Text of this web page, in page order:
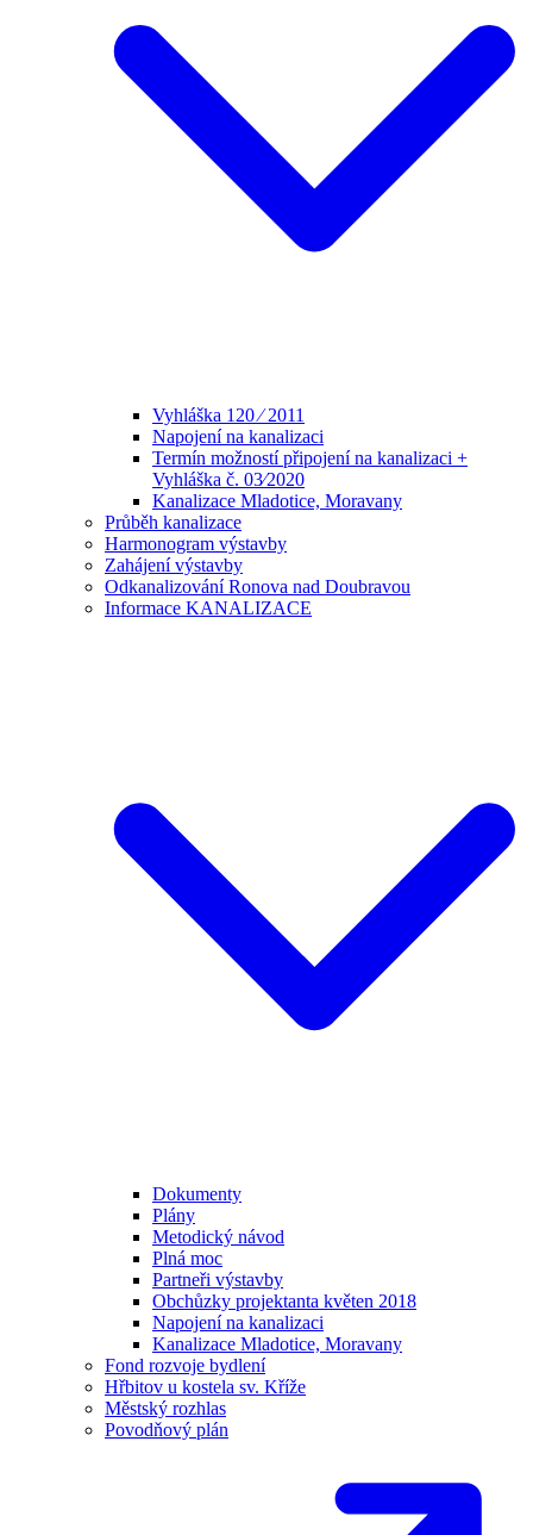
Vyhláška 120 ⁄ 2011
Napojení na kanalizaci
Termín možností připojení na kanalizaci +
Vyhláška č. 03⁄2020
Kanalizace Mladotice, Moravany
Průběh kanalizace
Harmonogram výstavby
Zahájení výstavby
Odkanalizování Ronova nad Doubravou
Informace KANALIZACE
Dokumenty
Plány
Metodický návod
Plná moc
Partneři výstavby
Obchůzky projektanta květen 2018
Napojení na kanalizaci
Kanalizace Mladotice, Moravany
Fond rozvoje bydlení
Hřbitov u kostela sv. Kříže
Městský rozhlas
Povodňový plán